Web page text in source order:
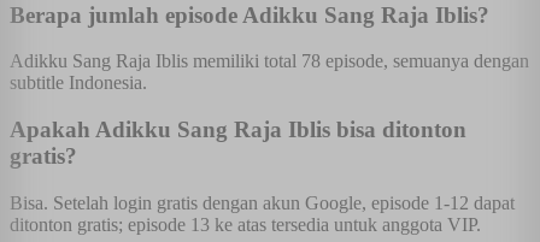
Berapa jumlah episode Adikku Sang Raja Iblis?
Adikku Sang Raja Iblis memiliki total 78 episode, semuanya dengan
subtitle Indonesia.
Apakah Adikku Sang Raja Iblis bisa ditonton
gratis?
Bisa. Setelah login gratis dengan akun Google, episode 1-12 dapat
ditonton gratis; episode 13 ke atas tersedia untuk anggota VIP.